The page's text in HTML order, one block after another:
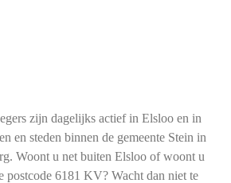
zijn dagelijks actief in Elsloo en in
en steden binnen de gemeente Stein in
Woont u net buiten Elsloo of woont u
postcode 6181 KV? Wacht dan niet te